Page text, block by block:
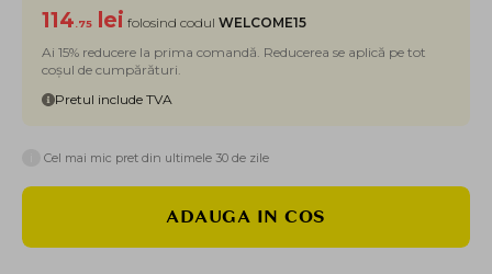
114 .75 lei folosind codul WELCOME15
Ai 15% reducere la prima comandă. Reducerea se aplică pe tot
coșul de cumpărături.
Pretul include TVA
Cel mai mic pret din ultimele 30 de zile
ADAUGA IN COS